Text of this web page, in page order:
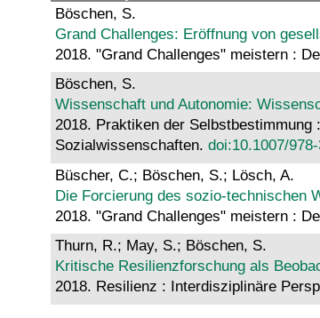
Böschen, S.
Grand Challenges: Eröffnung von
2018. "Grand Challenges" meistern :
Böschen, S.
Wissenschaft und Autonomie:
2018. Praktiken der
Sozialwissenschaften. doi:10.1007/
Büscher, C.; Böschen, S.; Lösch, A.
Die Forcierung des sozio-technischen
2018. "Grand Challenges" meistern :
Thurn, R.; May, S.; Böschen, S.
Kritische Resilienzforschung als
2018. Resilienz : Interdisziplinäre